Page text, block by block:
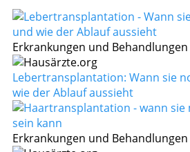
Erkrankungen und Behandlungen
Lebertransplantation: Wann sie
wie der Ablauf aussieht
Erkrankungen und Behandlungen